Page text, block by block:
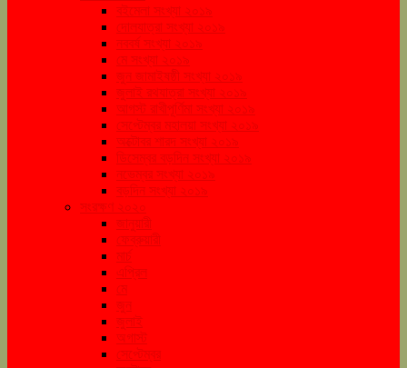
বইমেলা সংখ্যা ২০১৯
দোলযাত্রা সংখ্যা ২০১৯
নববর্ষ সংখ্যা ২০১৯
মে সংখ্যা ২০১৯
জুন জামাইষষ্ঠী সংখ্যা ২০১৯
জুলাই রথযাত্রা সংখ্যা ২০১৯
আগস্ট রাখীপূর্ণিমা সংখ্যা ২০১৯
সেপ্টেম্বর মহালয়া সংখ্যা ২০১৯
অক্টোবর শারদ সংখ্যা ২০১৯
ডিসেম্বর বড়দিন সংখ্যা ২০১৯
নভেম্বর সংখ্যা ২০১৯
বড়দিন সংখ্যা ২০১৯
সংরক্ষণ ২০২০
জানুয়ারী
ফেব্রুয়ারী
মার্চ
এপ্রিল
মে
জুন
জুলাই
অগাস্ট
সেপ্টেম্বর